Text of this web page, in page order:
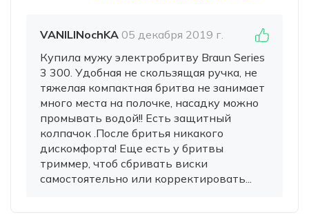
VANILINochKA 05 декабря 2019 г.
Купила мужу электробритву Braun Series
3 300. Удобная не скользящая ручка, не
тяжелая компактная бритва не занимает
много места на полочке, насадку можно
промывать водой!! Есть защитный
колпачок .После бритья никакого
дискомфорта! Еще есть у бритвы
триммер, чтоб сбривать виски
самостоятельно или корректировать...